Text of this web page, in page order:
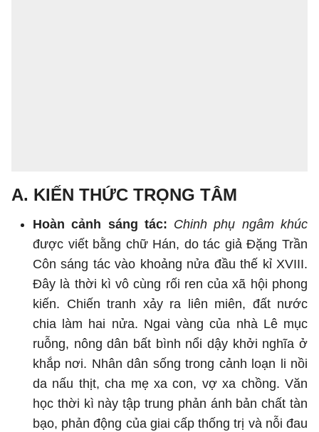
A. KIẾN THỨC TRỌNG TÂM
Hoàn cảnh sáng tác: Chinh phụ ngâm khúc
được viết bằng chữ Hán, do tác giả Đặng Trần
Côn sáng tác vào khoảng nửa đầu thế kỉ XVIII.
Đây là thời kì vô cùng rối ren của xã hội phong
kiến. Chiến tranh xảy ra liên miên, đất nước
chia làm hai nửa. Ngai vàng của nhà Lê mục
ruỗng, nông dân bất bình nổi dậy khởi nghĩa ở
khắp nơi. Nhân dân sống trong cảnh loạn li nồi
da nấu thịt, cha mẹ xa con, vợ xa chồng. Văn
học thời kì này tập trung phản ánh bản chất tàn
bạo, phản động của giai cấp thống trị và nỗi đau